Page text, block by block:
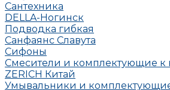
Сантехника
DELLA-Ногинск
Подводка гибкая
Санфаянс Славута
Сифоны
Смесители и комплектующие к
ZERICH Китай
Умывальники и